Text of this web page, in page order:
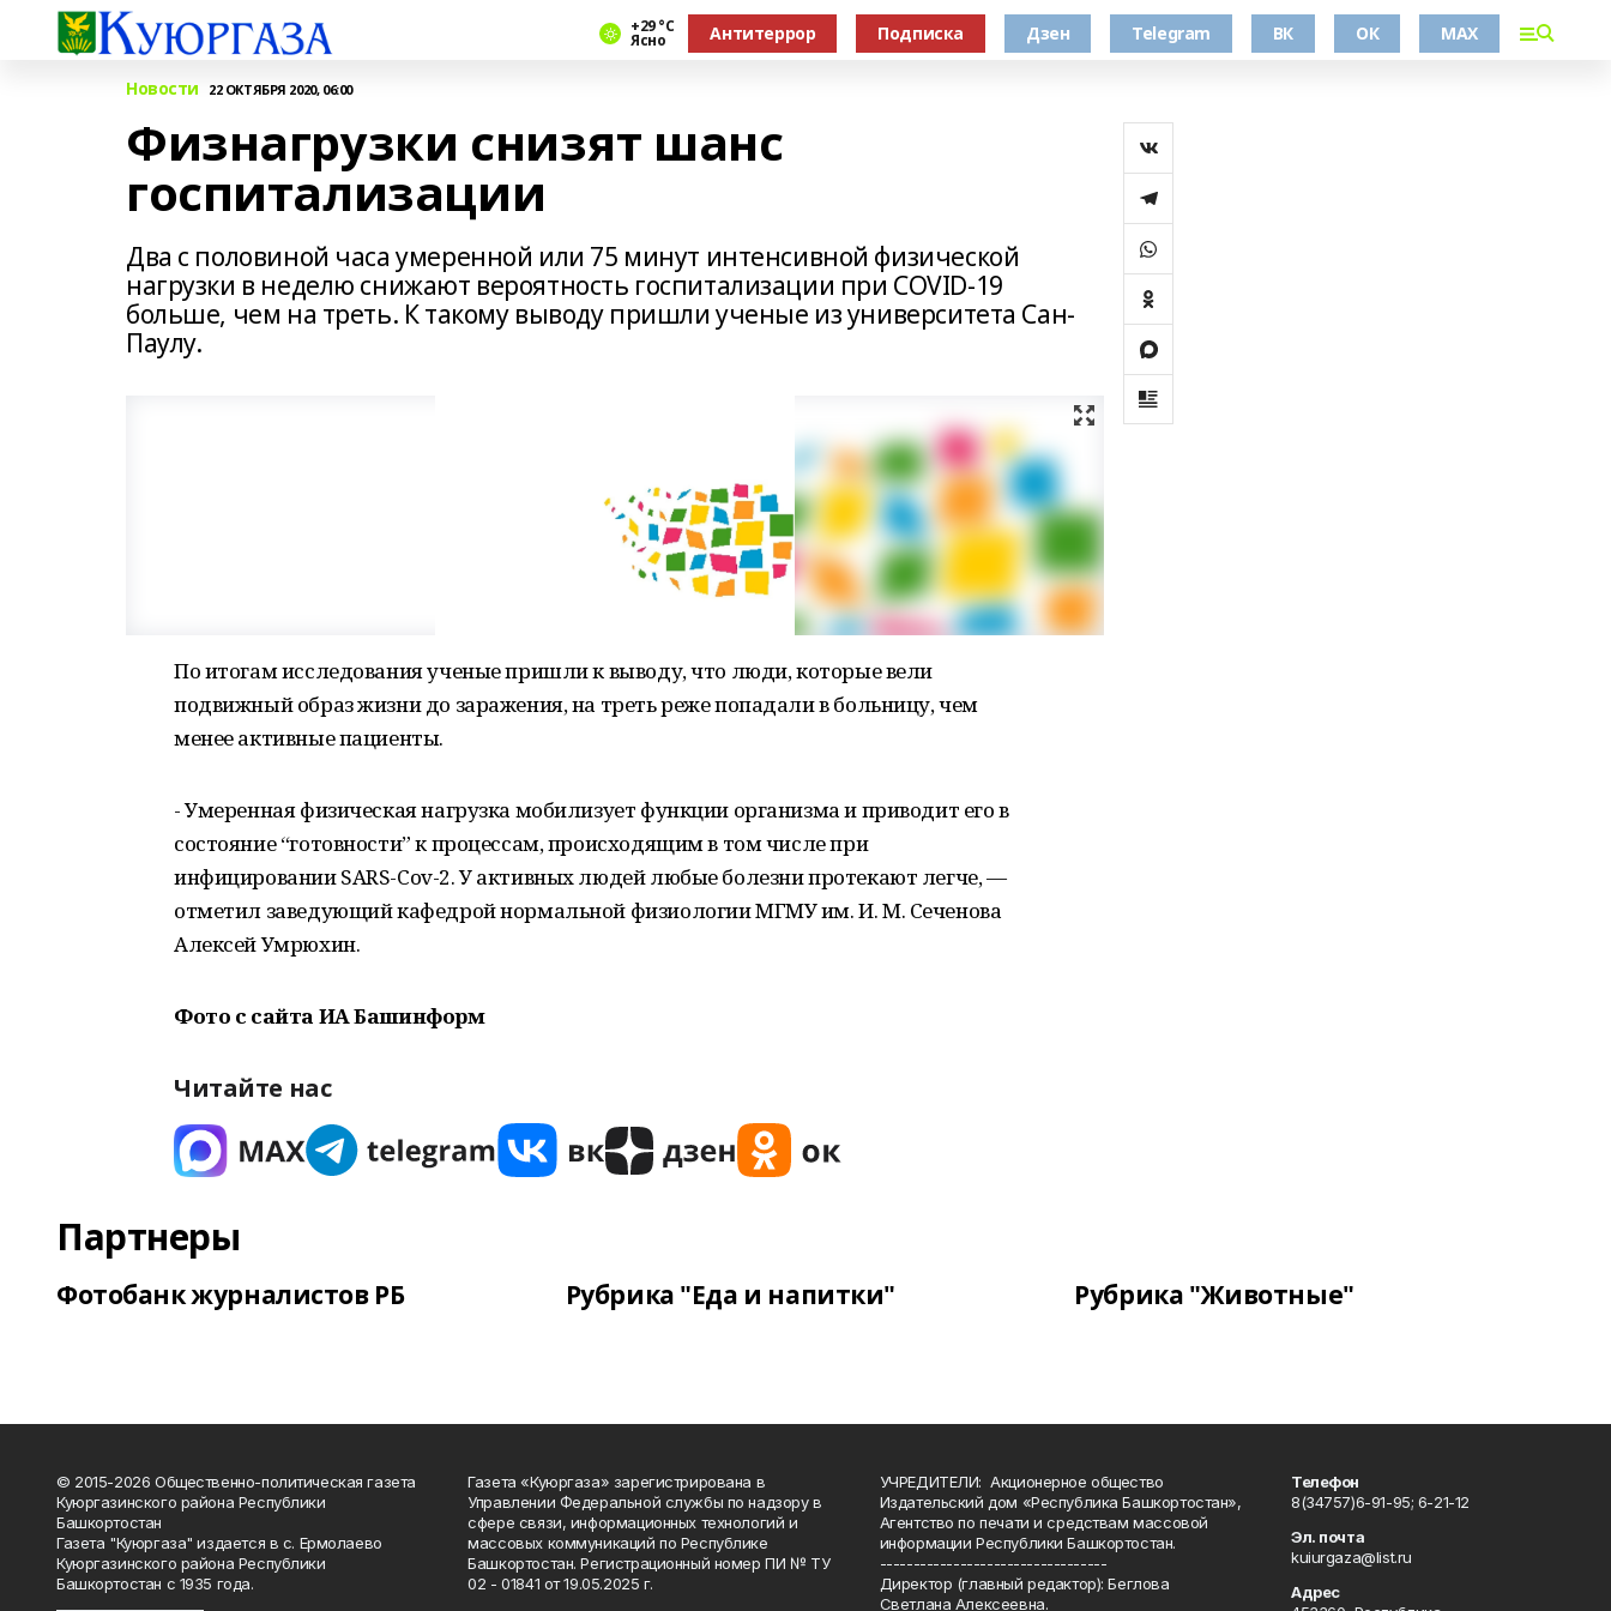
+29 °С
Ясно Антитеррор Подписка Дзен Telegram ВК ОК MAX
Новости 22 ОКТЯБРЯ 2020, 06:00
Физнагрузки снизят шанс
госпитализации
Два с половиной часа умеренной или 75 минут интенсивной физической
нагрузки в неделю снижают вероятность госпитализации при COVID-19
больше, чем на треть. К такому выводу пришли ученые из университета Сан-
Паулу.
По итогам исследования ученые пришли к выводу, что люди, которые вели
подвижный образ жизни до заражения, на треть реже попадали в больницу, чем
менее активные пациенты.
- Умеренная физическая нагрузка мобилизует функции организма и приводит его в
состояние “готовности” к процессам, происходящим в том числе при
инфицировании SARS-Cov-2. У активных людей любые болезни протекают легче, —
отметил заведующий кафедрой нормальной физиологии МГМУ им. И. М. Сеченова
Алексей Умрюхин.
Фото с сайта ИА Башинформ
Читайте нас
Партнеры
Фотобанк журналистов РБ Рубрика "Еда и напитки" Рубрика "Животные"
© 2015-2026 Общественно-политическая газета
Куюргазинского района Республики
Башкортостан
Газета "Куюргаза" издается в с. Ермолаево
Куюргазинского района Республики
Башкортостан с 1935 года.
Газета «Куюргаза» зарегистрирована в
Управлении Федеральной службы по надзору в
сфере связи, информационных технологий и
массовых коммуникаций по Республике
Башкортостан. Регистрационный номер ПИ № ТУ
02 - 01841 от 19.05.2025 г.
УЧРЕДИТЕЛИ: Акционерное общество
Издательский дом «Республика Башкортостан»,
Агентство по печати и средствам массовой
информации Республики Башкортостан.
----------------------------------
Директор (главный редактор): Беглова
Светлана Алексеевна.
Телефон
8(34757)6-91-95; 6-21-12
Эл. почта
kuiurgaza@list.ru
Адрес